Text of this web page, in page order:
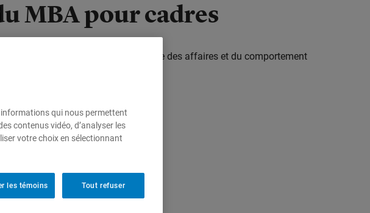
MBA pour cadres
UQAM. Spécialiste de l’éthique des affaires et du comportement
qui nous permettent
contenus vidéo, d’analyser les
votre choix en sélectionnant
Tout refuser
les témoins